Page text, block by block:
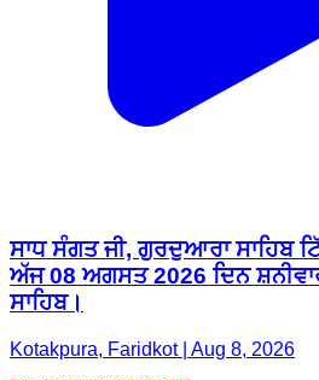
ਸਾਧ ਸੰਗਤ ਜੀ, ਗੁਰਦੁਆਰਾ ਸਾਹਿਬ
ਅੱਜ 08 ਅਗਸਤ 2026 ਦਿਨ
ਸਾਹਿਬ।
Kotakpura, Faridkot | Aug 8, 2026